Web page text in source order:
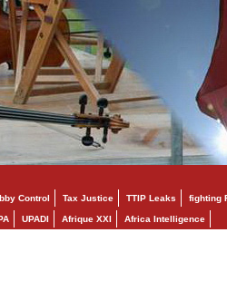
Control Tax Justice TTIP Leaks fighting
UPADI Afrique XXI Africa Intelligence